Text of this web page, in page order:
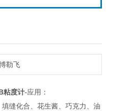
勒飞
粘度计-应用：
化合、花生酱、巧克力、油